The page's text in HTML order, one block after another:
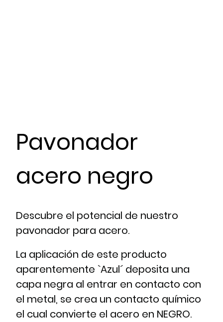
Pavonador
acero negro
Descubre el potencial de nuestro
pavonador para acero.
La aplicación de este producto
aparentemente `Azul´ deposita una
capa negra al entrar en contacto con
el metal, se crea un contacto químico
el cual convierte el acero en NEGRO.